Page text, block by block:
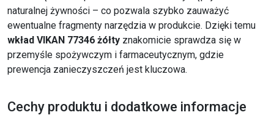
naturalnej żywności – co pozwala szybko zauważyć
ewentualne fragmenty narzędzia w produkcie. Dzięki temu
wkład VIKAN 77346 żółty znakomicie sprawdza się w
przemyśle spożywczym i farmaceutycznym, gdzie
prewencja zanieczyszczeń jest kluczowa.
Cechy produktu i dodatkowe informacje